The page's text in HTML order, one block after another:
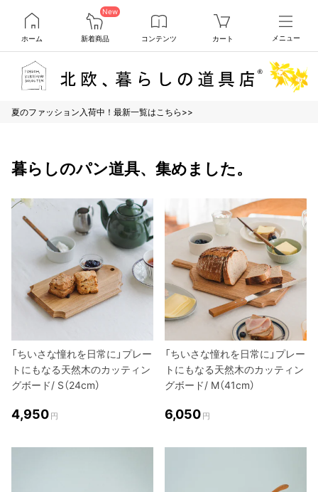
ホーム
New
新着商品 コンテンツ カート メニュー
夏のファッション入荷中！最新一覧はこちら>>
暮らしのパン道具、集めました。
「ちいさな憧れを日常に」プレー
トにもなる天然木のカッティン
グボード/ S（24cm）
4,950 円
「ちいさな憧れを日常に」プレー
トにもなる天然木のカッティン
グボード/ M（41cm）
6,050 円